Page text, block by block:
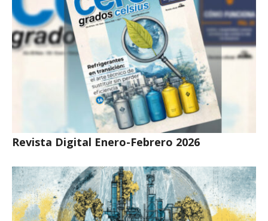
Revista Digital Enero-Febrero 2026